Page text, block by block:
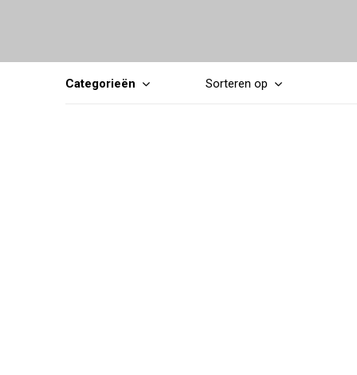
Categorieën Sorteren op